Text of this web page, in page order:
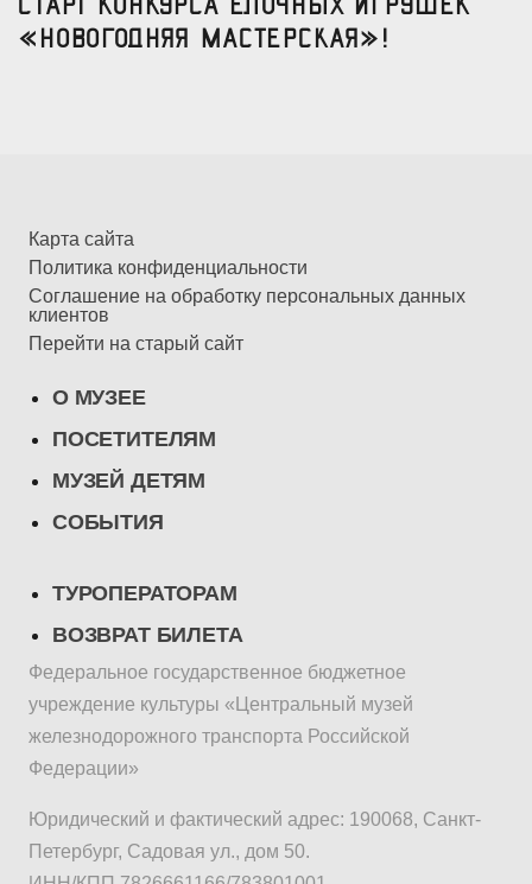
«Новогодняя мастерская»!
Карта сайта
Политика конфиденциальности
Соглашение на обработку персональных данных
клиентов
Перейти на старый сайт
О МУЗЕЕ
ПОСЕТИТЕЛЯМ
МУЗЕЙ ДЕТЯМ
СОБЫТИЯ
ТУРОПЕРАТОРАМ
ВОЗВРАТ БИЛЕТА
Федеральное государственное бюджетное
учреждение культуры «Центральный музей
железнодорожного транспорта Российской
Федерации»
Юридический и фактический адрес: 190068, Санкт-
Петербург, Садовая ул., дом 50.